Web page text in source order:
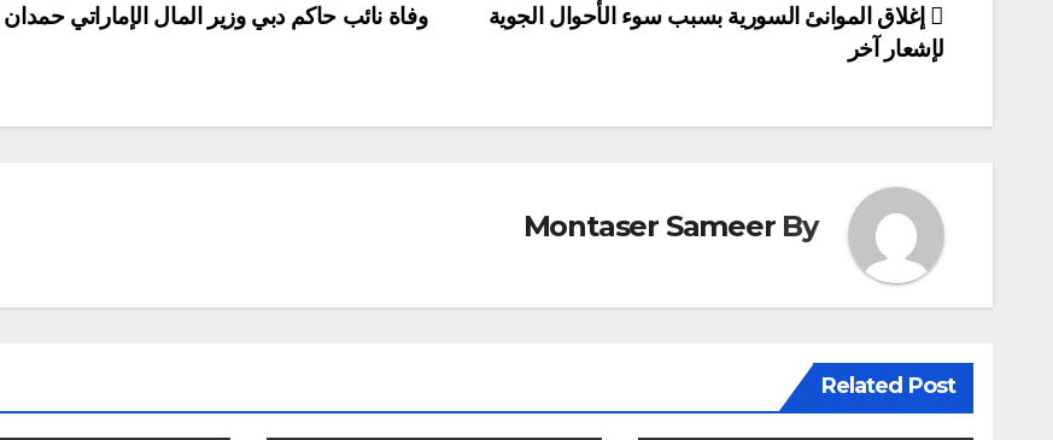
تصفّح
المقالات
وفاة نائب حاكم دبي وزير المال الإماراتي
إغلاق الموانئ السورية بسبب سوء الأحوال الجوية
لإشعار آخر
By
Montaser Sameer
Related Post